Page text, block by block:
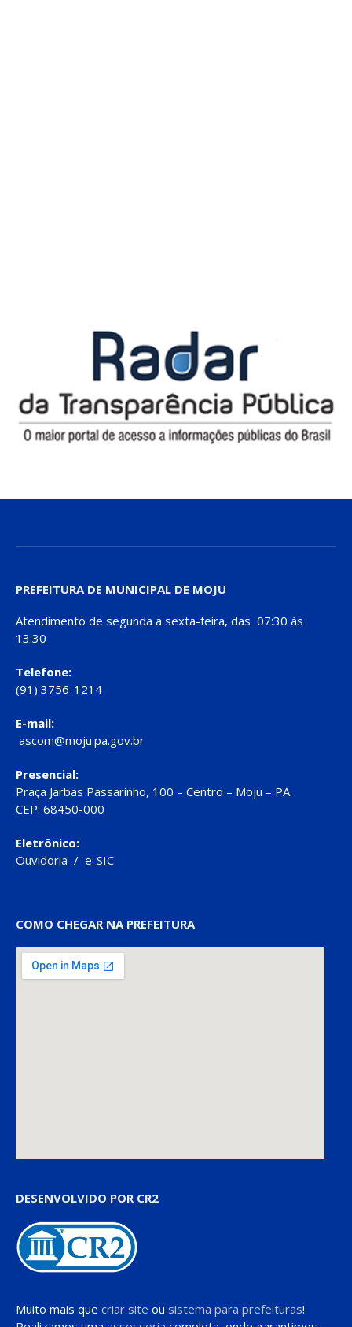
PREFEITURA DE MUNICIPAL DE MOJU
Atendimento de segunda a sexta-feira, das 07:30 às
13:30
Telefone:
(91) 3756-1214
E-mail:
ascom@moju.pa.gov.br
Presencial:
Praça Jarbas Passarinho, 100 – Centro – Moju – PA
CEP: 68450-000
Eletrônico:
Ouvidoria / e-SIC
COMO CHEGAR NA PREFEITURA
DESENVOLVIDO POR CR2
Muito mais que criar site ou sistema para prefeituras!